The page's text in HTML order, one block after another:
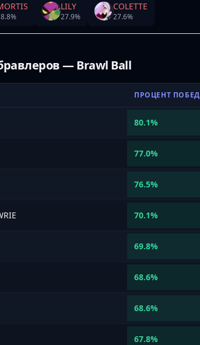
%
LILY
27.9%
COLETTE
27.6%
— Brawl Ball
ПРОЦЕНТ ПОБЕД
80.1%
77.0%
76.5%
70.1%
69.8%
68.6%
68.6%
67.8%